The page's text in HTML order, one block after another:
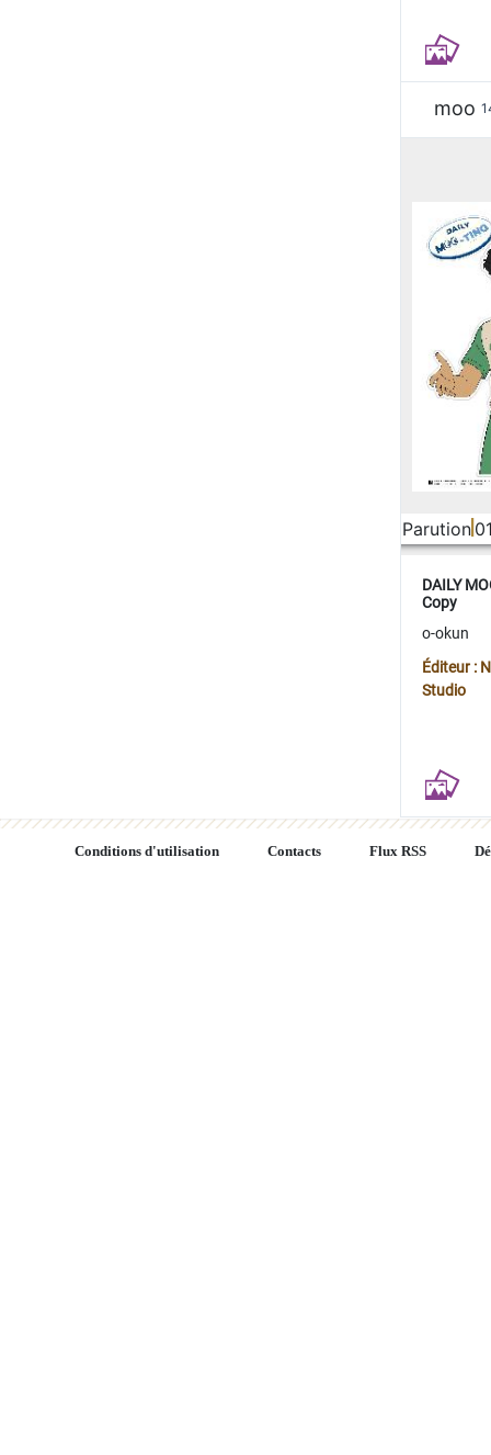
moo
Parution
DAILY
Copy
o-okun
Éditeur :
Studio
Conditions d'utilisation Contacts Flux RSS